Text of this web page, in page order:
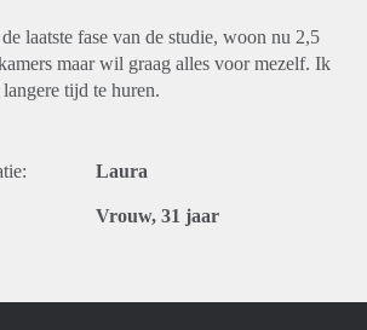
laatste fase van de studie, woon nu 2,5
maar wil graag alles voor mezelf. Ik
tijd te huren.
Laura
Vrouw, 31 jaar